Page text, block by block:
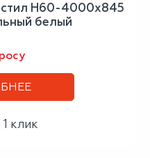
Н60-4000х845
белый
1 клик